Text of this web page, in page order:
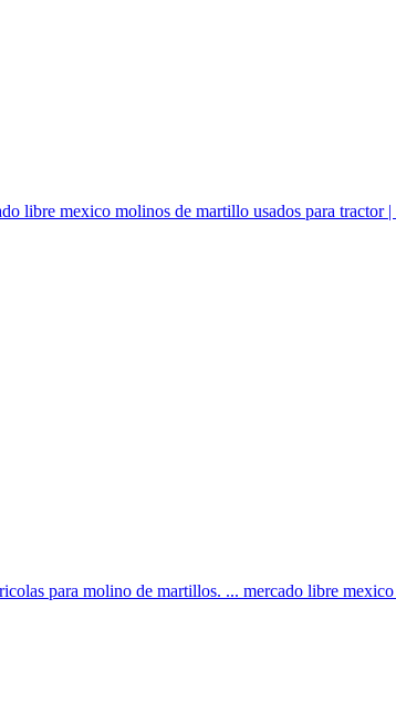
libre mexico molinos de martillo usados para tractor
para molino de martillos. ... mercado libre